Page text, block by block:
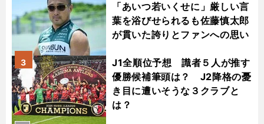
「あいつ若いくせに」厳しい言
葉を浴びせられるも佐藤慎太郎
が貫いた誇りとファンへの思い
J1全順位予想 識者５人が推す
優勝候補筆頭は？ J2降格の憂
き目に遭いそうな３クラブと
は？
3